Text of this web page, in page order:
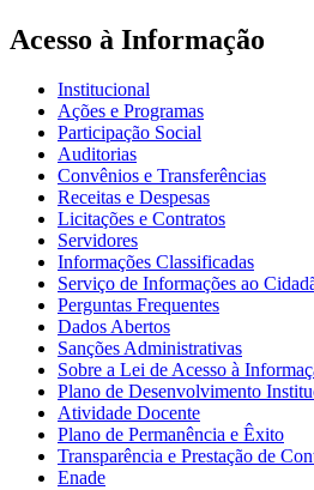
Acesso à Informação
Institucional
Ações e Programas
Participação Social
Auditorias
Convênios e Transferências
Receitas e Despesas
Licitações e Contratos
Servidores
Informações Classificadas
Serviço de Informações ao
Perguntas Frequentes
Dados Abertos
Sanções Administrativas
Sobre a Lei de Acesso à
Plano de Desenvolvimento
Atividade Docente
Plano de Permanência e Êxito
Transparência e Prestação de
Enade